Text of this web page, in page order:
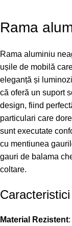
Rama
Rama aluminiu
ușile de mobilă
eleganță și
că oferă un suport
design, fiind
particulari care
sunt executate
cu mentiunea
gauri de balama
coltare.
Material Rezistent